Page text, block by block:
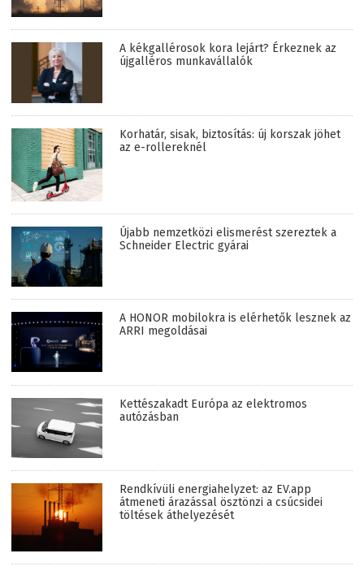
A kékgallérosok kora lejárt? Érkeznek az
újgalléros munkavállalók
Korhatár, sisak, biztosítás: új korszak jöhet
az e-rollereknél
Újabb nemzetközi elismerést szereztek a
Schneider Electric gyárai
A HONOR mobilokra is elérhetők lesznek az
ARRI megoldásai
Kettészakadt Európa az elektromos
autózásban
Rendkívüli energiahelyzet: az EV.app
átmeneti árazással ösztönzi a csúcsidei
töltések áthelyezését